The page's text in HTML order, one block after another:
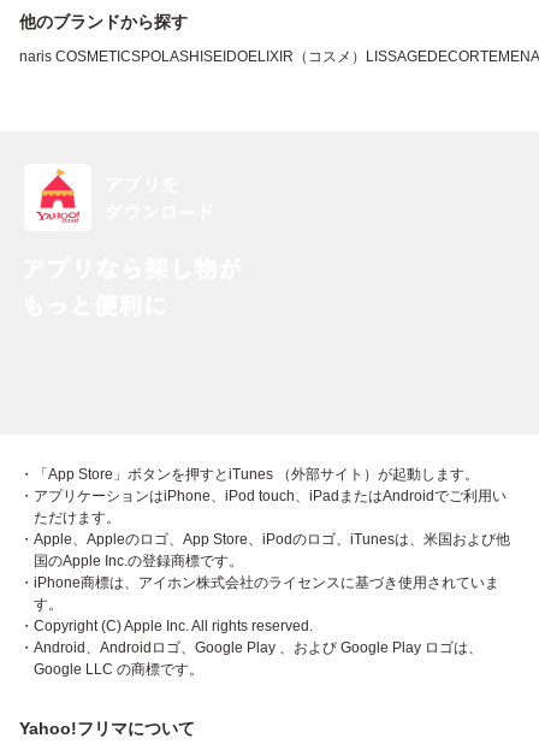
他のブランドから探す
naris COSMETICSPOLASHISEIDOELIXIR（コスメ） LISSAGEDECORTE
・「App Store」ボタンを押すとiTunes （外部サイト）が起動します。
・アプリケーションはiPhone、iPod touch、iPadまたはAndroidでご利用い
ただけます。
・Apple、Appleのロゴ、App Store、iPodのロゴ、iTunesは、米国および他
国のApple Inc.の登録商標です。
・iPhone商標は、アイホン株式会社のライセンスに基づき使用されていま
す。
・Copyright (C) Apple Inc. All rights reserved.
・Android、Androidロゴ、Google Play 、および Google Play ロゴは、
Google LLC の商標です。
Yahoo!フリマについて